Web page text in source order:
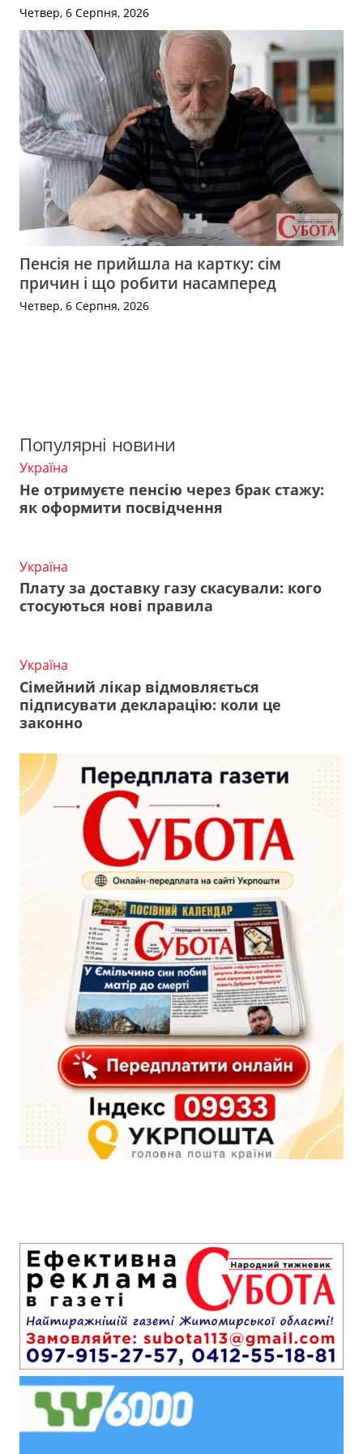
Четвер, 6 Серпня, 2026
Пенсія не прийшла на картку: сім
причин і що робити насамперед
Четвер, 6 Серпня, 2026
Популярні новини
Україна
Не отримуєте пенсію через брак стажу:
як оформити посвідчення
Україна
Плату за доставку газу скасували: кого
стосуються нові правила
Україна
Сімейний лікар відмовляється
підписувати декларацію: коли це
законно